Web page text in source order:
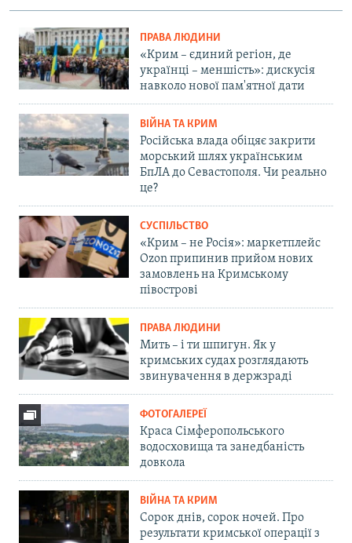
ПРАВА ЛЮДИНИ
«Крим – єдиний регіон, де
українці – меншість»: дискусія
навколо нової пам'ятної дати
ВІЙНА ТА КРИМ
Російська влада обіцяє закрити
морський шлях українським
БпЛА до Севастополя. Чи реально
це?
СУСПІЛЬСТВО
«Крим – не Росія»: маркетплейс
Ozon припинив прийом нових
замовлень на Кримському
півострові
ПРАВА ЛЮДИНИ
Мить – і ти шпигун. Як у
кримських судах розглядають
звинувачення в держзраді
ФОТОГАЛЕРЕЇ
Краса Сімферопольського
водосховища та занедбаність
довкола
ВІЙНА ТА КРИМ
Сорок днів, сорок ночей. Про
результати кримської операції з